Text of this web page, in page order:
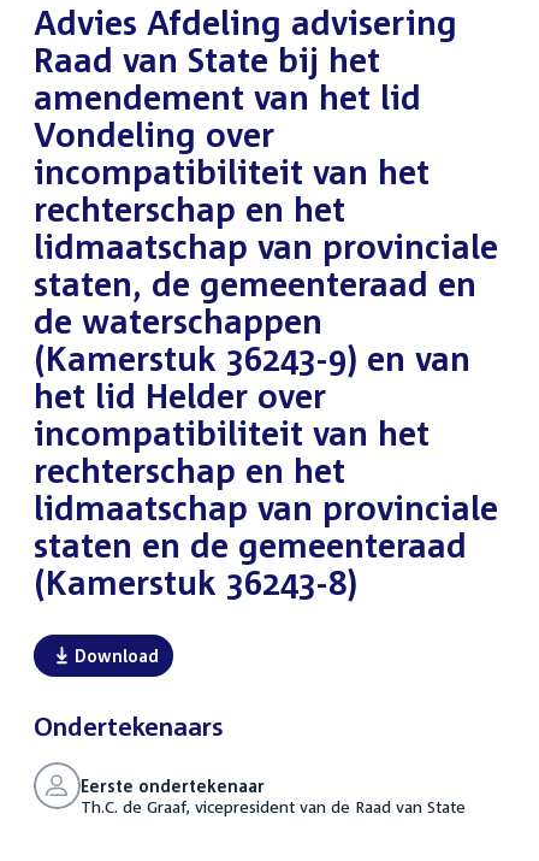
Advies Afdeling advisering
Raad van State bij het
amendement van het lid
Vondeling over
incompatibiliteit van het
rechterschap en het
lidmaatschap van provinciale
staten, de gemeenteraad en
de waterschappen
(Kamerstuk 36243-9) en van
het lid Helder over
incompatibiliteit van het
rechterschap en het
lidmaatschap van provinciale
staten en de gemeenteraad
(Kamerstuk 36243-8)
Download
Ondertekenaars
Eerste ondertekenaar
Th.C. de Graaf, vicepresident van de Raad van State